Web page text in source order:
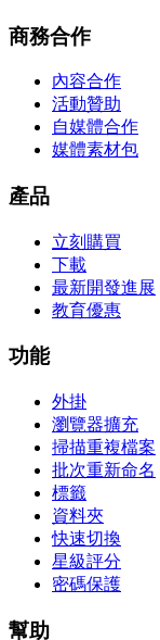
商務合作
內容合作
活動贊助
自媒體合作
媒體素材包
產品
立刻購買
下載
最新開發進展
教育優惠
功能
外掛
瀏覽器擴充
掃描重複檔案
批次重新命名
標籤
資料夾
快速切換
星級評分
密碼保護
幫助